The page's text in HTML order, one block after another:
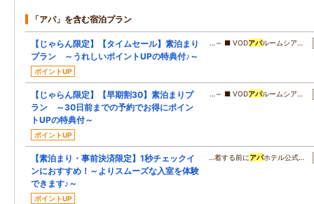
「アパ」を含む宿泊プラン
【じゃらん限定】【タイムセール】素泊まり
プラン ～うれしいポイントUPの特典付♪～
ポイントUP
…～ ■ VODアパルームシア…
【じゃらん限定】【早期割30】素泊まりプ
ラン ～30日前までの予約でお得にポイン
トUPの特典付～
ポイントUP
…～ ■ VODアパルームシア…
【素泊まり・事前決済限定】1秒チェックイ
ンにおすすめ！～よりスムーズな入室を体験
できます♪～
ポイントUP
…着する前にアパホテル公式…